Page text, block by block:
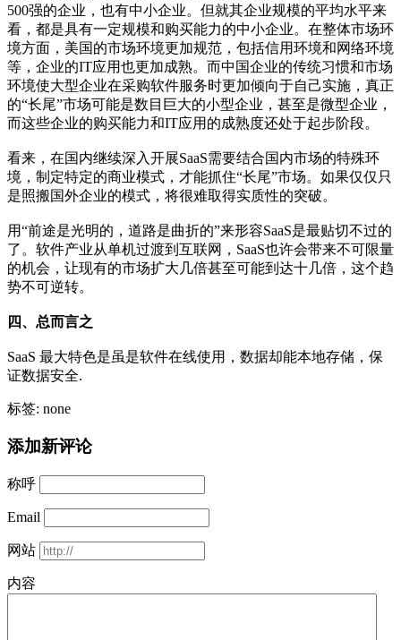
500强的企业，也有中小企业。但就其企业规模的平均水平来
看，都是具有一定规模和购买能力的中小企业。在整体市场环
境方面，美国的市场环境更加规范，包括信用环境和网络环境
等，企业的IT应用也更加成熟。而中国企业的传统习惯和市场
环境使大型企业在采购软件服务时更加倾向于自己实施，真正
的“长尾”市场可能是数目巨大的小型企业，甚至是微型企业，
而这些企业的购买能力和IT应用的成熟度还处于起步阶段。
看来，在国内继续深入开展SaaS需要结合国内市场的特殊环
境，制定特定的商业模式，才能抓住“长尾”市场。如果仅仅只
是照搬国外企业的模式，将很难取得实质性的突破。
用“前途是光明的，道路是曲折的”来形容SaaS是最贴切不过的
了。软件产业从单机过渡到互联网，SaaS也许会带来不可限量
的机会，让现有的市场扩大几倍甚至可能到达十几倍，这个趋
势不可逆转。
四、总而言之
SaaS 最大特色是虽是软件在线使用，数据却能本地存储，保
证数据安全.
标签: none
添加新评论
称呼
Email
网站
内容